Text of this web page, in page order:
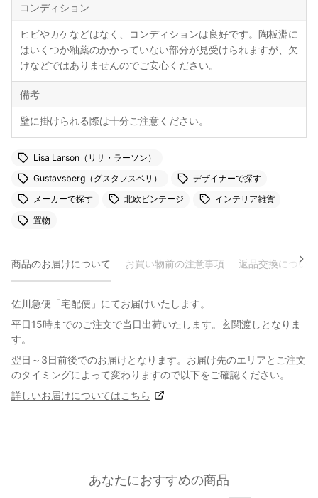
コンディション
ヒビやカケなどはなく、コンディションは良好です。陶板淵に
はいくつか釉薬のかかっていない部分が見受けられますが、欠
けなどではありませんのでご安心ください。
備考
壁に掛けられる際は十分ご注意ください。
Lisa Larson（リサ・ラーソン）
Gustavsberg（グスタフスベリ）
デザイナーで探す
メーカーで探す
北欧ビンテージ
インテリア雑貨
置物
商品のお届けについて お買い物前の注意事項 返品交換について
佐川急便「宅配便」にてお届けいたします。
平日15時までのご注文で当日出荷いたします。玄関渡しとなりま
す。
翌日～3日前後でのお届けとなります。お届け先のエリアとご注文
のタイミングによって変わりますので以下をご確認ください。
詳しいお届けについてはこちら
あなたにおすすめの商品